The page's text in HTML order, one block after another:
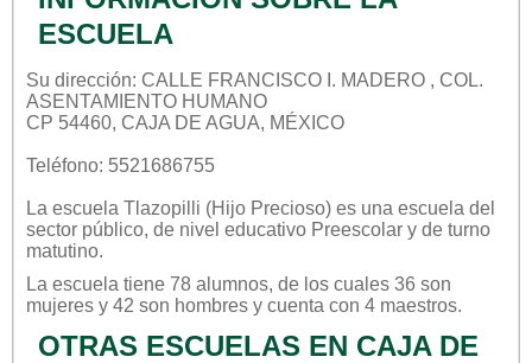
ESCUELA
Su dirección: CALLE FRANCISCO I. MADERO , COL.
ASENTAMIENTO HUMANO
CP 54460, CAJA DE AGUA, MÉXICO
Teléfono: 5521686755
La escuela Tlazopilli (hijo Precioso) es una escuela del
sector público, de nivel educativo Preescolar y de turno
matutino.
La escuela tiene 78 alumnos, de los cuales 36 son
mujeres y 42 son hombres y cuenta con 4 maestros.
OTRAS ESCUELAS EN CAJA DE